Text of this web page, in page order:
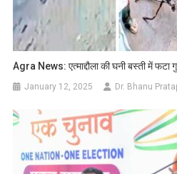
Agra News: एत्माद्दौला की घनी बस्ती में फटा
January 12, 2025 Dr. Bhanu